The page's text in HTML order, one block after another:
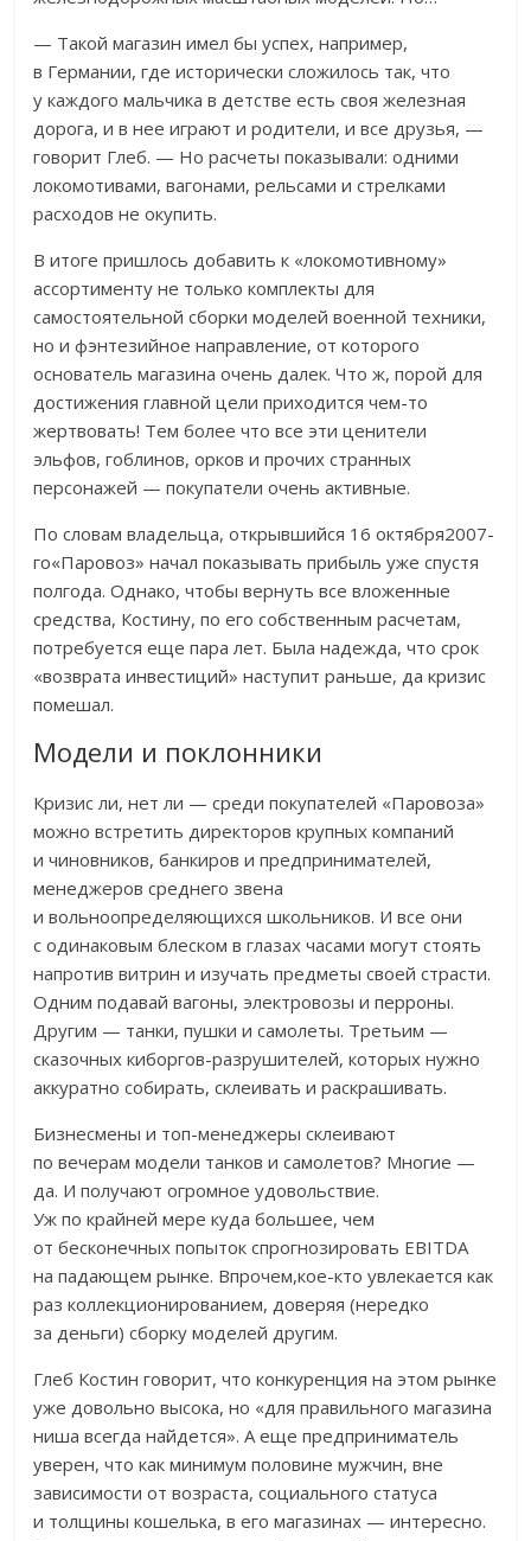
— Такой магазин имел бы успех, например,
в Германии, где исторически сложилось так, что
у каждого мальчика в детстве есть своя железная
дорога, и в нее играют и родители, и все друзья, —
говорит Глеб. — Но расчеты показывали: одними
локомотивами, вагонами, рельсами и стрелками
расходов не окупить.
В итоге пришлось добавить к «локомотивному»
ассортименту не только комплекты для
самостоятельной сборки моделей военной техники,
но и фэнтезийное направление, от которого
основатель магазина очень далек. Что ж, порой для
достижения главной цели приходится чем-то
жертвовать! Тем более что все эти ценители
эльфов, гоблинов, орков и прочих странных
персонажей — покупатели очень активные.
По словам владельца, открывшийся 16 октября2007-
го«Паровоз» начал показывать прибыль уже спустя
полгода. Однако, чтобы вернуть все вложенные
средства, Костину, по его собственным расчетам,
потребуется еще пара лет. Была надежда, что срок
«возврата инвестиций» наступит раньше, да кризис
помешал.
Модели и поклонники
Кризис ли, нет ли — среди покупателей «Паровоза»
можно встретить директоров крупных компаний
и чиновников, банкиров и предпринимателей,
менеджеров среднего звена
и вольноопределяющихся школьников. И все они
с одинаковым блеском в глазах часами могут стоять
напротив витрин и изучать предметы своей страсти.
Одним подавай вагоны, электровозы и перроны.
Другим — танки, пушки и самолеты. Третьим —
сказочных киборгов-разрушителей, которых нужно
аккуратно собирать, склеивать и раскрашивать.
Бизнесмены и топ-менеджеры склеивают
по вечерам модели танков и самолетов? Многие —
да. И получают огромное удовольствие.
Уж по крайней мере куда большее, чем
от бесконечных попыток спрогнозировать EBITDA
на падающем рынке. Впрочем,кое-кто увлекается как
раз коллекционированием, доверяя (нередко
за деньги) сборку моделей другим.
Глеб Костин говорит, что конкуренция на этом рынке
уже довольно высока, но «для правильного магазина
ниша всегда найдется». А еще предприниматель
уверен, что как минимум половине мужчин, вне
зависимости от возраста, социального статуса
и толщины кошелька, в его магазинах — интересно.